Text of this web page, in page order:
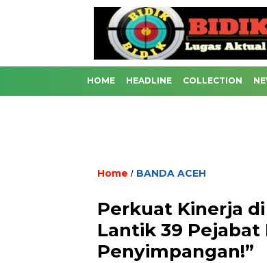
HOME HEADLINE COLLECTION
Home / BANDA ACEH
Perkuat Kinerja
Lantik 39 Pejabat
Penyimpangan!”